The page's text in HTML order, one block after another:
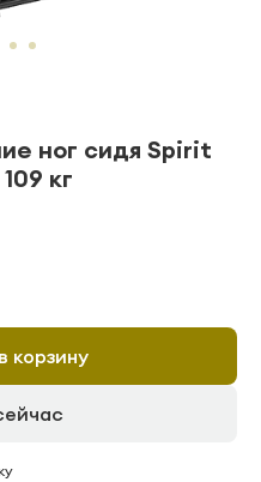
ног сидя Spirit
кг
корзину